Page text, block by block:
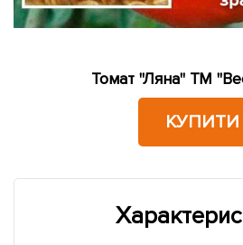
Томат "Ляна" ТМ
КУПИТИ